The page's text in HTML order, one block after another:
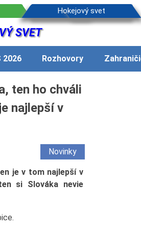
2026 Rozhovory
ten ho chváli
najlepší v
Novinky
je v tom najlepší v
si Slováka nevie